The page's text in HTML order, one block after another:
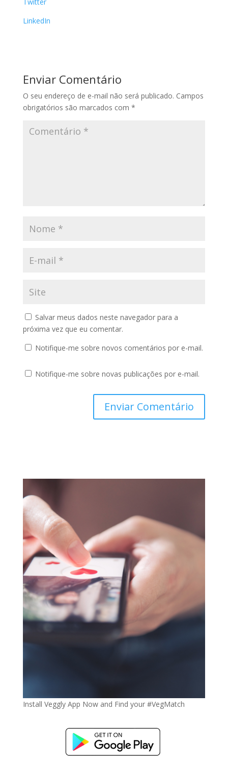
LinkedIn
Enviar Comentário
O seu endereço de e-mail não será publicado. Campos
obrigatórios são marcados com *
Salvar meus dados neste navegador para a
próxima vez que eu comentar.
Notifique-me sobre novos comentários por e-mail.
Notifique-me sobre novas publicações por e-mail.
Install Veggly App Now and Find your #VegMatch